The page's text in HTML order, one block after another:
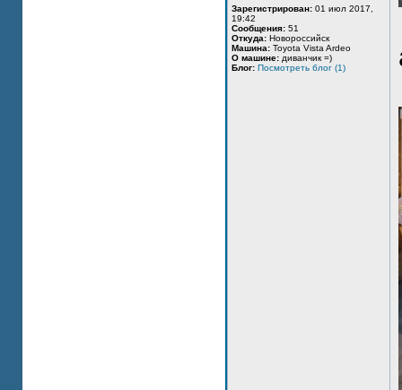
Зарегистрирован: 01 июл 2017,
19:42
Сообщения: 51
Откуда: Новороссийск
Машина: Toyota Vista Ardeo
О машине: диванчик =)
Блог: Посмотреть блог (1)